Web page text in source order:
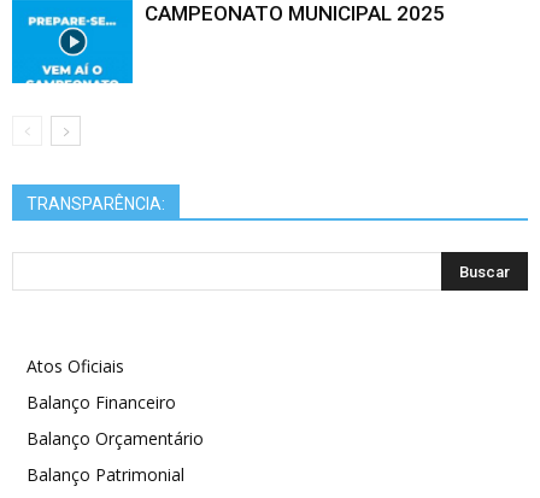
CAMPEONATO MUNICIPAL 2025
TRANSPARÊNCIA:
Atos Oficiais
Balanço Financeiro
Balanço Orçamentário
Balanço Patrimonial